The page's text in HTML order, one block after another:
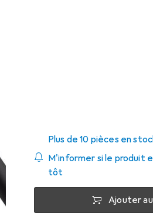
Plus de 10 pièces en
M'informer si le produit
tôt
Ajouter